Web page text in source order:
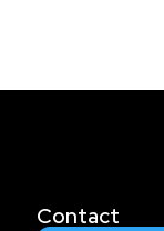
Contact